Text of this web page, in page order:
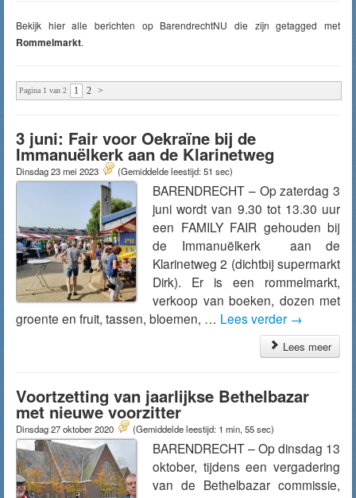
Bekijk hier alle berichten op BarendrechtNU die zijn getagged met
Rommelmarkt.
Pagina 1 van 2 1 2 >
3 juni: Fair voor Oekraïne bij de
Immanuëlkerk aan de Klarinetweg
Dinsdag 23 mei 2023 (Gemiddelde leestijd: 51 sec)
BARENDRECHT – Op zaterdag 3
juni wordt van 9.30 tot 13.30 uur
een FAMILY FAIR gehouden bij
de Immanuëlkerk aan de
Klarinetweg 2 (dichtbij supermarkt
Dirk). Er is een rommelmarkt,
verkoop van boeken, dozen met
groente en fruit, tassen, bloemen, … Lees verder →
Lees meer
Voortzetting van jaarlijkse Bethelbazar
met nieuwe voorzitter
Dinsdag 27 oktober 2020 (Gemiddelde leestijd: 1 min, 55 sec)
BARENDRECHT – Op dinsdag 13
oktober, tijdens een vergadering
van de Bethelbazar commissie,